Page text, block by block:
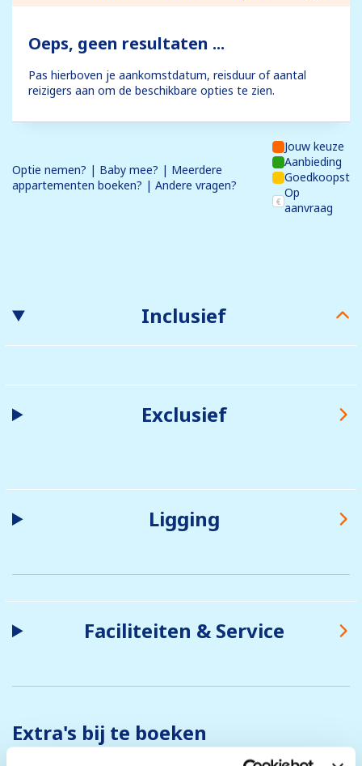
Oeps, geen resultaten ...
Pas hierboven je aankomstdatum, reisduur of aantal
reizigers aan om de beschikbare opties te zien.
Optie nemen? | Baby mee? | Meerdere
appartementen boeken? | Andere vragen?
Jouw keuze
Aanbieding
Goedkoopst
Op
aanvraag
Inclusief
Exclusief
Ligging
Faciliteiten & Service
Extra's bij te boeken